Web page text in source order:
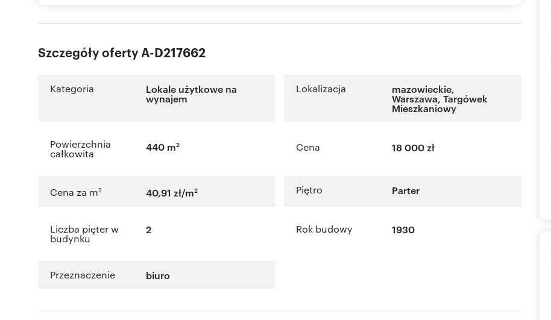
Szczegóły oferty A-D217662
Kategoria Lokale użytkowe na
wynajem
Lokalizacja mazowieckie,
Warszawa,Targówek
Mieszkaniowy
Powierzchnia
całkowita
440 m2 Cena 18 000 zł
Cena za m2 40,91 zł/m2 Piętro Parter
Liczba pięter w
budynku
2 Rok budowy 1930
Przeznaczenie biuro